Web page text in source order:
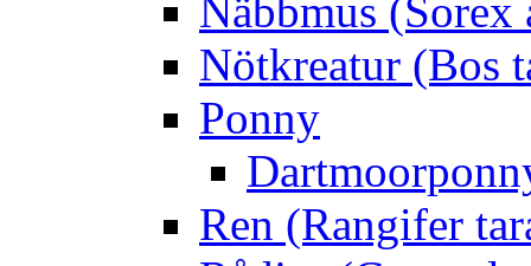
Näbbmus (Sorex
Nötkreatur (Bos
Ponny
Ren (Rangifer